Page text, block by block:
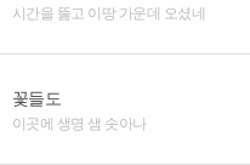
시간을 뚫고 이땅 가운데 오셨네
꽃들도
이곳에 생명 샘 솟아나